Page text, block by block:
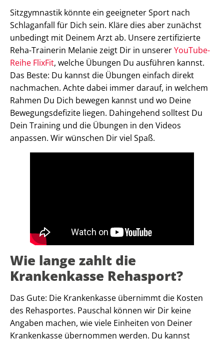
Sitzgymnastik könnte ein geeigneter Sport nach
Schlaganfall für Dich sein. Kläre dies aber zunächst
unbedingt mit Deinem Arzt ab. Unsere zertifizierte
Reha-Trainerin Melanie zeigt Dir in unsererYouTube-
Reihe FlixFit, welche Übungen Du ausführen kannst.
Das Beste: Du kannst die Übungen einfach direkt
nachmachen. Achte dabei immer darauf, in welchem
Rahmen Du Dich bewegen kannst und wo Deine
Bewegungsdefizite liegen. Dahingehend solltest Du
Dein Training und die Übungen in den Videos
anpassen. Wir wünschen Dir viel Spaß.
Wie lange zahlt die
Krankenkasse Rehasport?
Das Gute: Die Krankenkasse übernimmt die Kosten
des Rehasportes. Pauschal können wir Dir keine
Angaben machen, wie viele Einheiten von Deiner
Krankenkasse übernommen werden. Du kannst